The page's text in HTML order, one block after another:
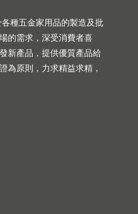
種五金家用品的製造及批
的需求，深受消費者喜
新產品，提供優質產品給
為原則，力求精益求精，